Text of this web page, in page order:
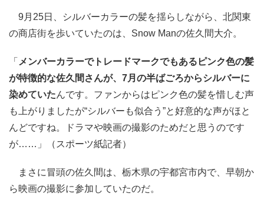
9月25日、シルバーカラーの髪を揺らしながら、北関東
の商店街を歩いていたのは、Snow Manの佐久間大介。
「 メンバーカラーでトレードマークでもあるピンク色の髪
が特徴的な佐久間さんが、7月の半ばごろからシルバーに
染めていたんです。ファンからはピンク色の髪を惜しむ声
も上がりましたが“シルバーも似合う”と好意的な声がほと
んどですね。ドラマや映画の撮影のためだと思うのです
が……」（スポーツ紙記者）
まさに冒頭の佐久間は、栃木県の宇都宮市内で、早朝か
ら映画の撮影に参加していたのだ。